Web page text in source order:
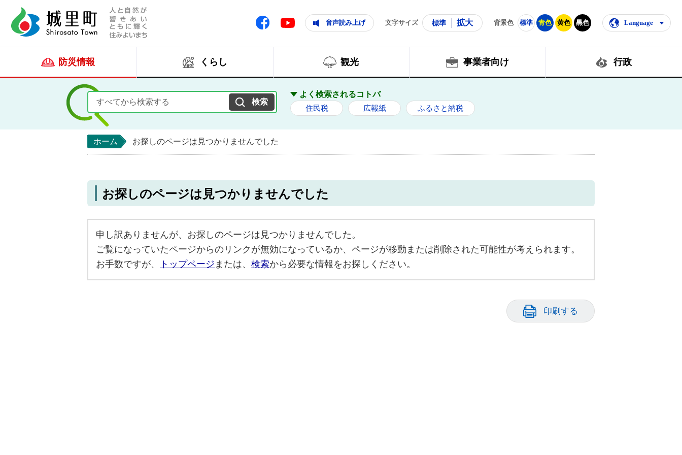
Facebook Youtube 音声読み上げ 文字サイズ 標準 拡大 背景色 標準 青色 黄色 黒色 Language
防災情報 くらし 観光 事業者向け 行政
よく検索されるコトバ
住民税 広報紙 ふるさと納税
ホーム お探しのページは見つかりませんでした
お探しのページは見つかりませんでした
申し訳ありませんが、お探しのページは見つかりませんでした。
ご覧になっていたページからのリンクが無効になっているか、ページが移動または削除された可能性が考えられます。
お手数ですが、
トップページ または、 検索から必要な情報をお探しください。
印刷する